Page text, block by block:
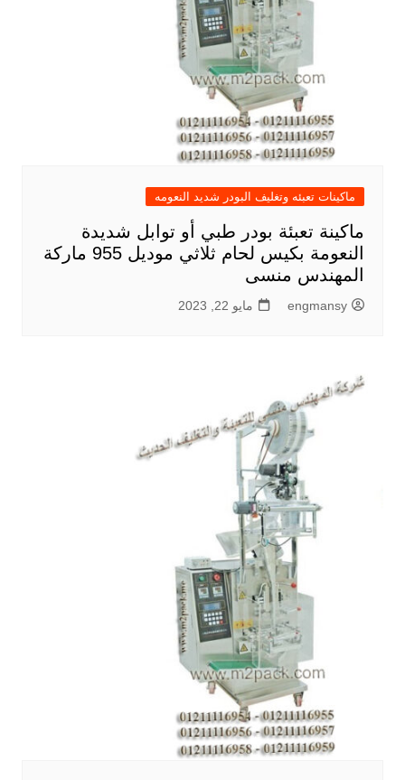
ماكينات تعبئه وتغليف البودر شديد النعومه
ماكينة تعبئة بودر طبي أو توابل شديدة
النعومة بكيس لحام ثلاثي موديل 955 ماركة
المهندس منسى
engmansy مايو 22, 2023